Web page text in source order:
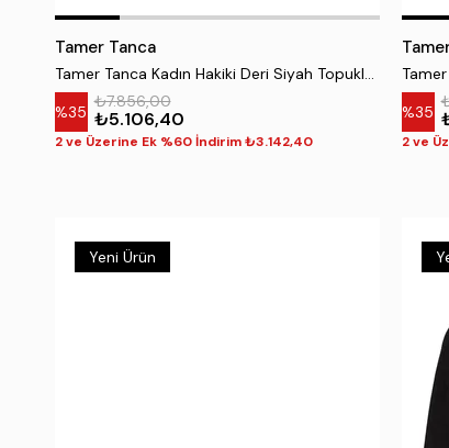
Tamer Tanca
Tamer Tanca Kadın Hakiki Deri Siyah Topuklu Ayakkabı
%35 ₺5.106,40
₺7.856,00
2 ve Üzerine Ek %60 İndirim ₺3.142,40
%35
2 ve
Yeni Ürün